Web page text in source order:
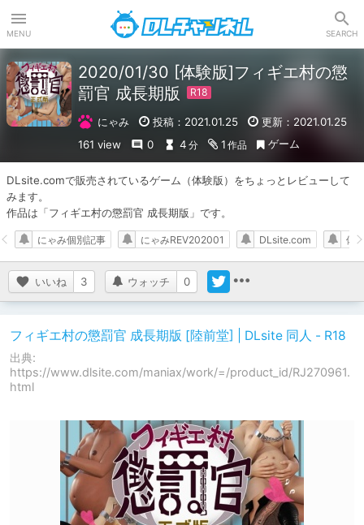
MENU SEARCH
2020/01/30 [体験版]フィギエ村の懲
罰官 成長期版
にゃみ 投稿：2021.01.25
更新：2021.01.25
161 view
0 4 分 1 作品 ゲーム
DLsite.comで販売されているゲーム（体験版）をちょっとレビューして
みます。
作品は「フィギエ村の懲罰官 成長期版」です。
いいね 3 ウォッチ 0
にゃみ個別記事 にゃみREV202001 DLsite.com 体
フィギエ村の懲罰官 成長期版 [陸前堂] | DLsite 同人 - R18
出典:
https://www.dlsite.com/maniax/work/=/product_id/RJ270961.
html